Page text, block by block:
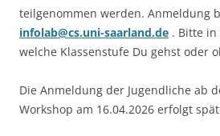
teilgenommen werden. Anmeldung
infolab@cs.uni-saarland.de . Bitte
welche Klassenstufe Du gehst oder
Die Anmeldung der Jugendliche ab
Workshop am 16.04.2026 erfolgt